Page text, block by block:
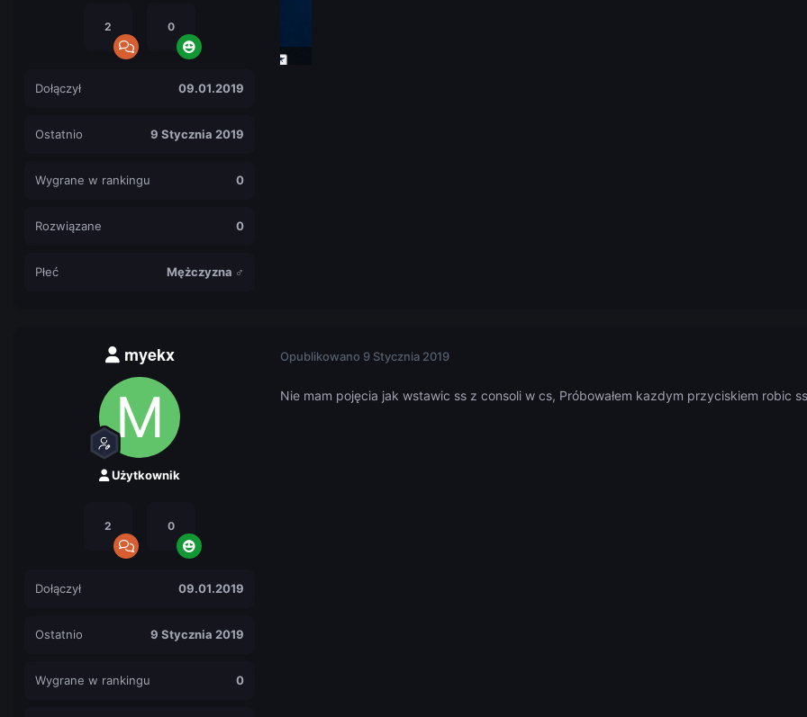
2 0
Dołączył 09.01.2019
Ostatnio 9 Stycznia 2019
Wygrane w rankingu 0
Rozwiązane 0
Płeć Mężczyzna ♂
myekx
Użytkownik
2 0
Dołączył 09.01.2019
Ostatnio 9 Stycznia 2019
Wygrane w rankingu 0
Opublikowano 9 Stycznia 2019
Nie mam pojęcia jak wstawic ss z consoli w cs, Próbowałem kazdym przyciskiem robic